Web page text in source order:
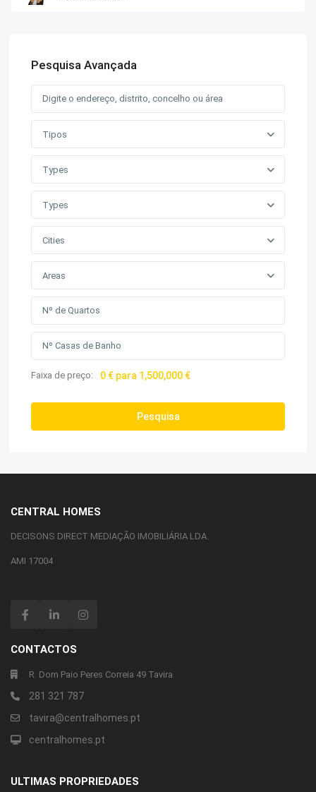
Pesquisa Avançada
Tipos
Types
Types
Cities
Areas
Faixa de preço: 0 € para 1,500,000 €
Pesquisa
CENTRAL HOMES
DECISONS DIRECT MEDIAÇÃO IMOBILIÁRIA LDA.
AMI 17004
CONTACTOS
R. Dom Paio Peres Correia 49 Tavira
281 321 787
tavira@centralhomes.pt
centralhomes.pt
ULTIMAS PROPRIEDADES